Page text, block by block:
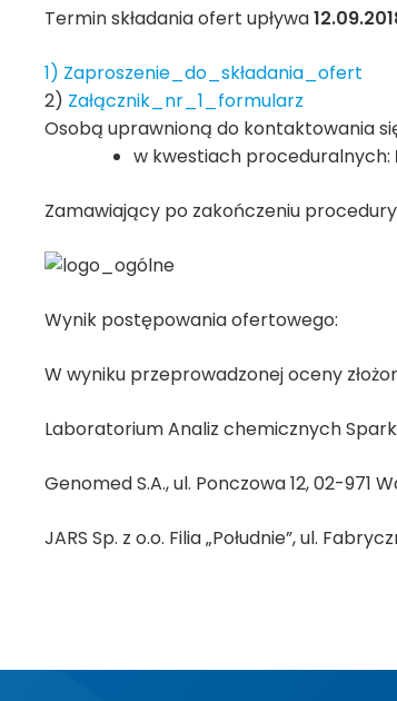
Termin składania ofert upływa
1) Zaproszenie_do_składania_ofert
2) Załącznik_nr_1_formularz
Osobą uprawnioną do kontaktowania
w kwestiach proceduralnych:
Zamawiający po zakończeniu
Wynik postępowania ofertowego:
W wyniku przeprowadzonej oceny
Laboratorium Analiz chemicznych
Genomed S.A., ul. Ponczowa 12, 02-971
JARS Sp. z o.o. Filia „Południe”, ul.